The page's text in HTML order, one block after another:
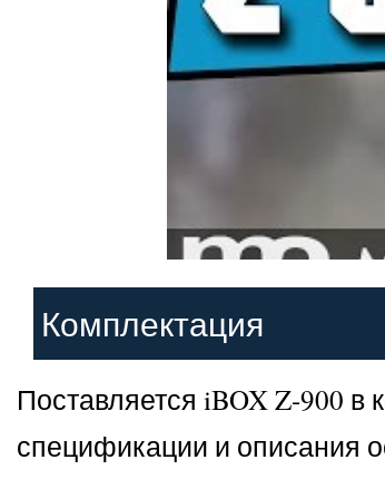
Комплектация
Поставляется iBOX Z-900
спецификации и описания